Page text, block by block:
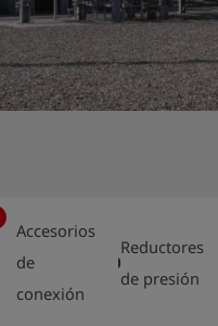
Accesorios
de
conexión
arrow_right
Reductores
de presión